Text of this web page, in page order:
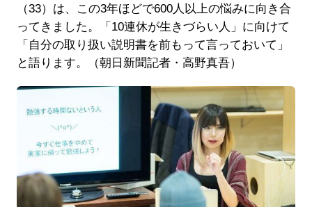
（33）は、この3年ほどで600人以上の悩みに向き合
ってきました。「10連休が生きづらい人」に向けて
「自分の取り扱い説明書を前もって言っておいて」
と語ります。（朝日新聞記者・高野真吾）